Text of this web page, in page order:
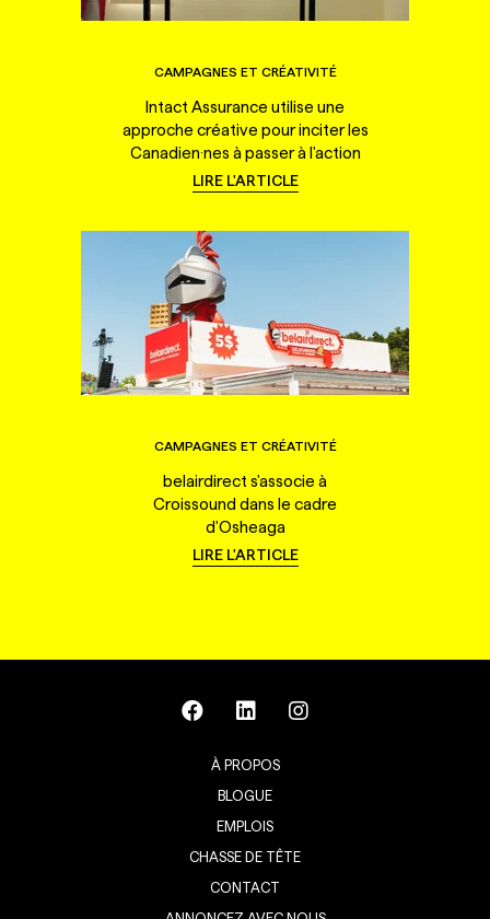
CAMPAGNES ET CRÉATIVITÉ
Intact Assurance utilise une
approche créative pour inciter les
Canadien·nes à passer à l'action
LIRE L'ARTICLE
CAMPAGNES ET CRÉATIVITÉ
belairdirect s'associe à
Croissound dans le cadre
d'Osheaga
LIRE L'ARTICLE
À PROPOS
BLOGUE
EMPLOIS
CHASSE DE TÊTE
CONTACT